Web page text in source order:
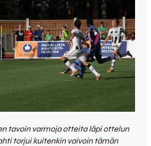
tavoin varmoja otteita läpi ottelun
torjui kuitenkin vaivoin tämän